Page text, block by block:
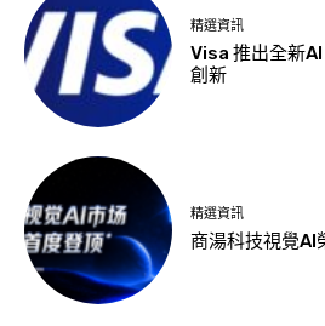
精選資訊
Visa 推出全新
創新
精選資訊
商湯科技視覺AI